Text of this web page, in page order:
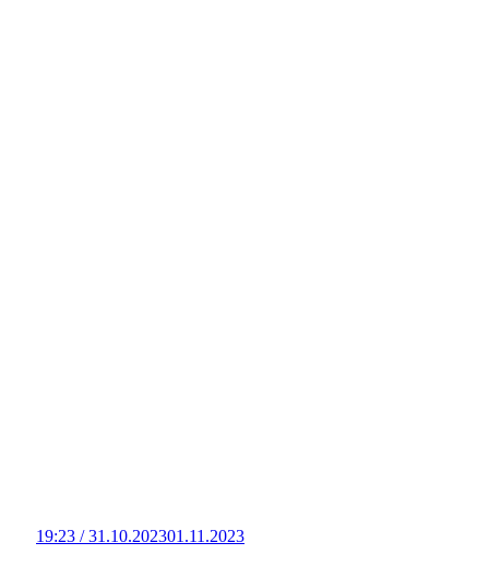
19:23 / 31.10.202301.11.2023